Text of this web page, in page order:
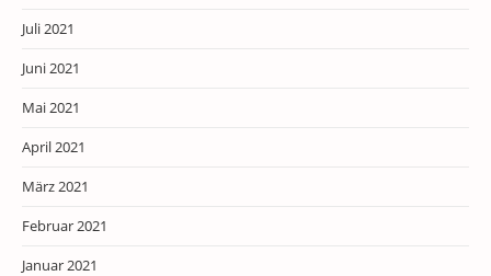
Juli 2021
Juni 2021
Mai 2021
April 2021
März 2021
Februar 2021
Januar 2021